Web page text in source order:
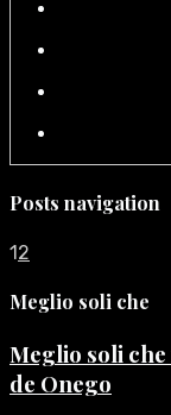
Posts navigation
12
Meglio soli che
Meglio soli
de Onego